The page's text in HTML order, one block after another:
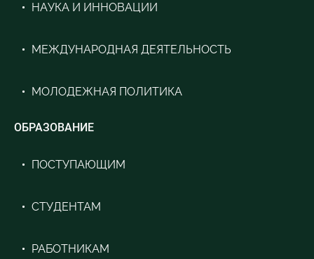
НАУКА И ИННОВАЦИИ
МЕЖДУНАРОДНАЯ ДЕЯТЕЛЬНОСТЬ
МОЛОДЕЖНАЯ ПОЛИТИКА
ОБРАЗОВАНИЕ
ПОСТУПАЮЩИМ
СТУДЕНТАМ
РАБОТНИКАМ